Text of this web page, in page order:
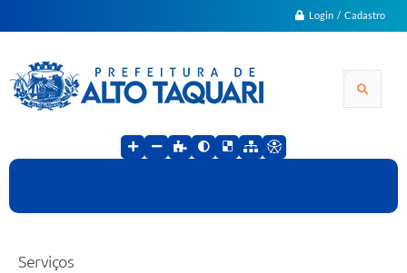
Login / Cadastro
Serviços